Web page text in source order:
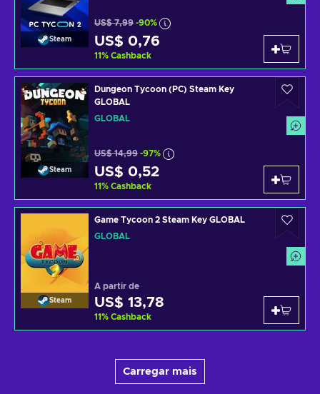
Steam
US$ 7,99 -90%
US$ 0,76
11% Cashback
Steam
Dungeon Tycoon (PC) Steam Key
GLOBAL
GLOBAL
US$ 14,99 -97%
US$ 0,52
11% Cashback
Steam
Game Tycoon 2 Steam Key GLOBAL
GLOBAL
A partir de
US$ 13,78
11% Cashback
Carregar mais